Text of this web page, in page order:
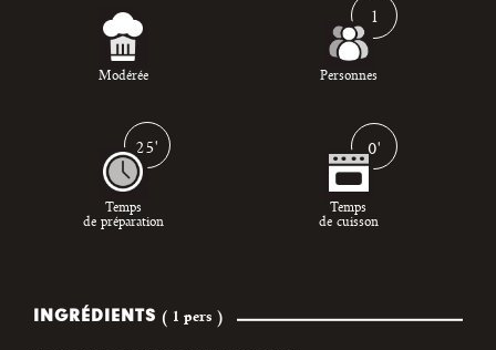
Modérée
1
Personnes
25'
Temps
de préparation
0'
Temps
de cuisson
INGRÉDIENTS ( 1 pers )